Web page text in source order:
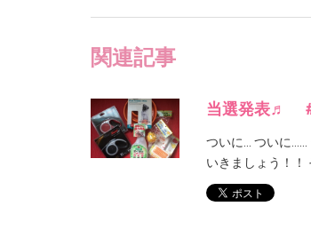
関連記事
当選発表♬
ついに… ついに……
いきましょう！